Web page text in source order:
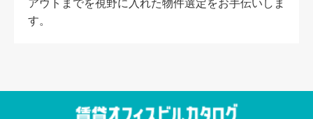
アウトまでを視野に入れた物件選定をお手伝いしま
す。